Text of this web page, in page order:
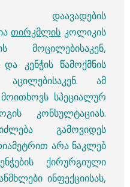
დაავადების
თირკმლის კოლიკის
მოცილებისაკენ,
კენჭის წამოქმნის
ამ
მოითხოვს სპეციალურ
კონსულტაციას.
გამოვიდეს
არა ნაკლებ
ქირურგიული
ინფექციისას,